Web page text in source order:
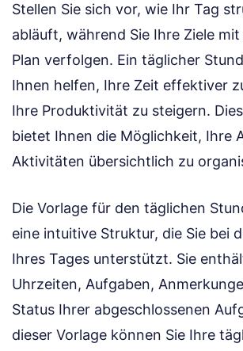
Stellen Sie sich vor, wie Ihr Tag
abläuft, während Sie Ihre Ziele
Plan verfolgen. Ein täglicher
Ihnen helfen, Ihre Zeit effektiver
Ihre Produktivität zu steigern.
bietet Ihnen die Möglichkeit, Ihre
Aktivitäten übersichtlich zu
Die Vorlage für den täglichen
eine intuitive Struktur, die Sie bei
Ihres Tages unterstützt. Sie
Uhrzeiten, Aufgaben,
Status Ihrer abgeschlossenen
dieser Vorlage können Sie Ihre